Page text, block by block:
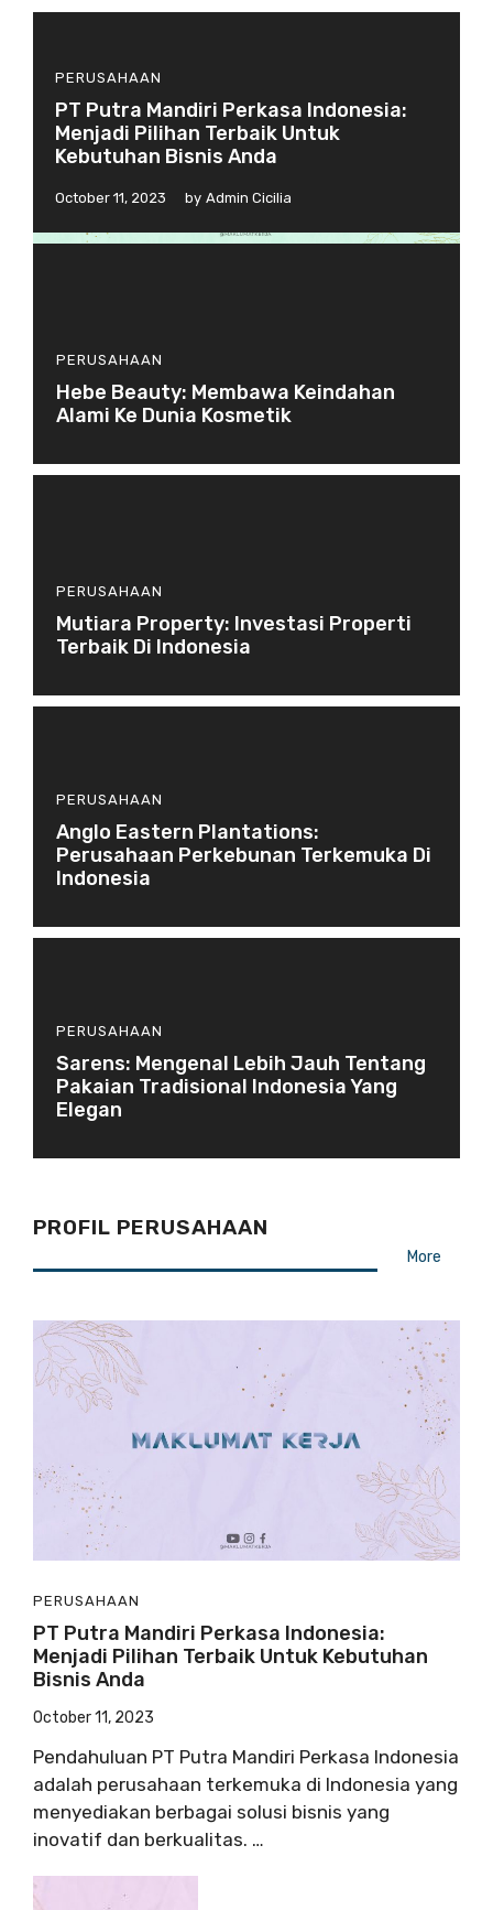
PERUSAHAAN
PT Putra Mandiri Perkasa Indonesia:
Menjadi Pilihan Terbaik Untuk
Kebutuhan Bisnis Anda
October 11, 2023 by Admin Cicilia
PERUSAHAAN
Hebe Beauty: Membawa Keindahan
Alami Ke Dunia Kosmetik
PERUSAHAAN
Mutiara Property: Investasi Properti
Terbaik Di Indonesia
PERUSAHAAN
Anglo Eastern Plantations:
Perusahaan Perkebunan Terkemuka Di
Indonesia
PERUSAHAAN
Sarens: Mengenal Lebih Jauh Tentang
Pakaian Tradisional Indonesia Yang
Elegan
PROFIL PERUSAHAAN
More
PERUSAHAAN
PT Putra Mandiri Perkasa Indonesia:
Menjadi Pilihan Terbaik Untuk Kebutuhan
Bisnis Anda
October 11, 2023
Pendahuluan PT Putra Mandiri Perkasa Indonesia
adalah perusahaan terkemuka di Indonesia yang
menyediakan berbagai solusi bisnis yang
inovatif dan berkualitas. …